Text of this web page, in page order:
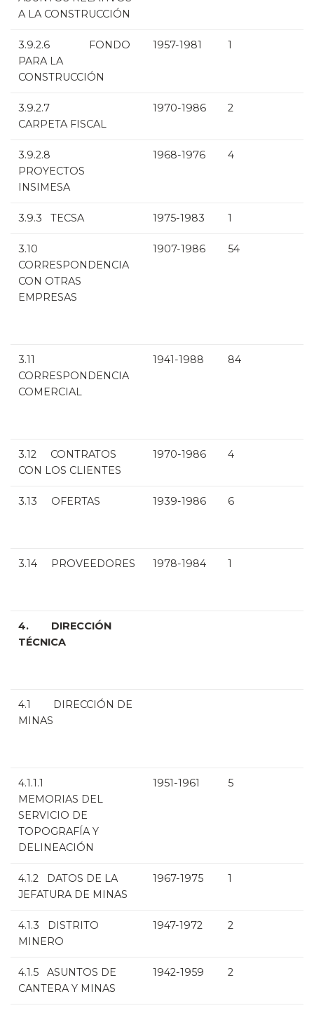
A LA CONSTRUCCIÓN
3.9.2.6 FONDO
PARA LA
CONSTRUCCIÓN
1957-1981 1
3.9.2.7
CARPETA FISCAL
1970-1986 2
3.9.2.8
PROYECTOS
INSIMESA
1968-1976 4
3.9.3 TECSA 1975-1983 1
3.10
CORRESPONDENCIA
CON OTRAS
EMPRESAS
1907-1986 54
3.11
CORRESPONDENCIA
COMERCIAL
1941-1988 84
3.12 CONTRATOS
CON LOS CLIENTES
1970-1986 4
3.13 OFERTAS 1939-1986 6
3.14 PROVEEDORES 1978-1984 1
4. DIRECCIÓN
TÉCNICA
4.1 DIRECCIÓN DE
MINAS
4.1.1.1
MEMORIAS DEL
SERVICIO DE
TOPOGRAFÍA Y
DELINEACIÓN
1951-1961 5
4.1.2 DATOS DE LA
JEFATURA DE MINAS
1967-1975 1
4.1.3 DISTRITO
MINERO
1947-1972 2
4.1.5 ASUNTOS DE
CANTERA Y MINAS
1942-1959 2